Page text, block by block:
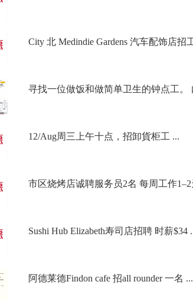
City 北 Medindie Gardens 汽车配饰店招
寻找一位做饭和做简单卫生的钟点工。
12/Aug周三上午十点，招卸貨柜工 ...
市区烧烤店诚聘服务员2名 每周工作1–2
Sushi Hub Elizabeth寿司店招聘 时薪$34
阿德莱德Findon cafe 招all rounder 一名 ...